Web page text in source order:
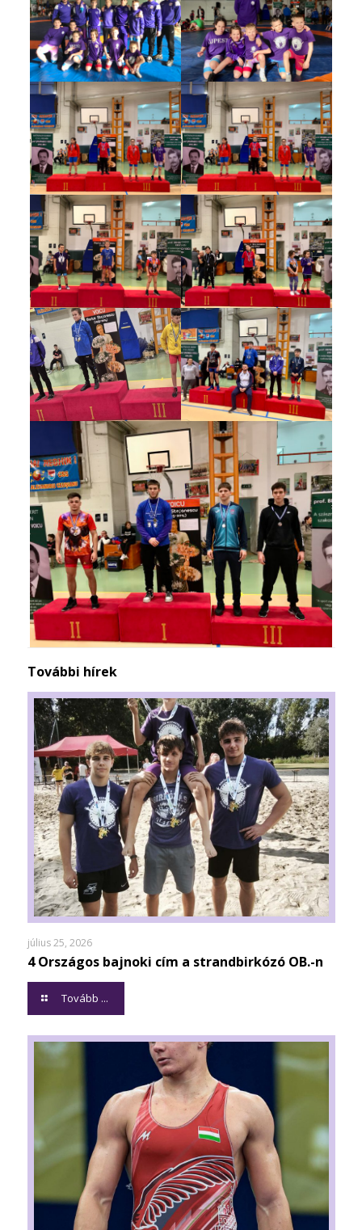
További hírek
július 25, 2026
4 Országos bajnoki cím a strandbirkózó OB.-n
Tovább ...